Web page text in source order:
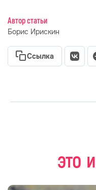
Автор статьи
Борис Ирискин
Ссылка
это